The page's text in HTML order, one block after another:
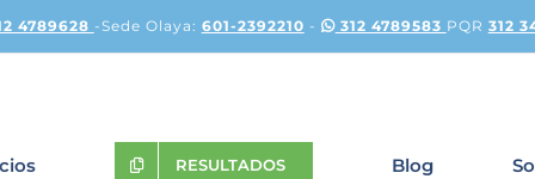
4789628 -Sede Olaya: 601-2392210 - 312 4789583 PQR 312
RESULTADOS Blog